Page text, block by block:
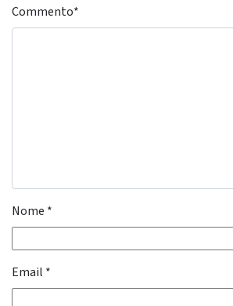
Commento*
Nome *
Email *